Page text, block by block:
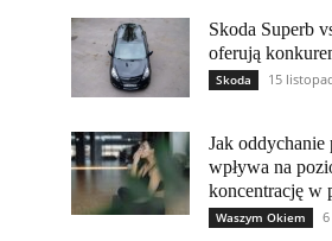
Skoda Superb
oferują
Skoda 15
Jak oddychanie
wpływa na
koncentrację w
Waszym Okiem